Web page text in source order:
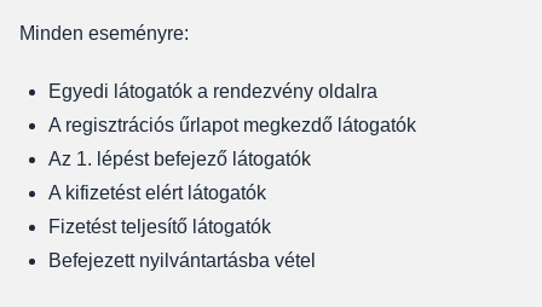
Minden eseményre:
Egyedi látogatók a rendezvény oldalra
A regisztrációs űrlapot megkezdő látogatók
Az 1. lépést befejező látogatók
A kifizetést elért látogatók
Fizetést teljesítő látogatók
Befejezett nyilvántartásba vétel